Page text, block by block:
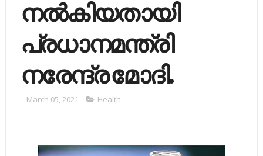
നല്‍കിയതായി
പ്രധാനമന്ത്രി
നരേന്ദ്ര മോദി.
March 05, 2021 Health